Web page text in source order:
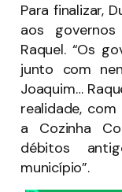
Para finalizar,
aos
Raquel. “Os
junto com
Joaquim…
realidade,
a Cozinha
débitos
município”.